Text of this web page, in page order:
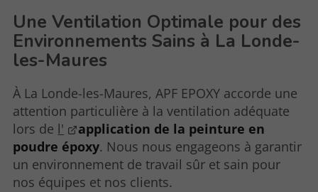
Une Ventilation Optimale pour des
Environnements Sains à La Londe-
les-Maures
À La Londe-les-Maures, APF EPOXY accorde une
attention particulière à la ventilation adéquate
lors de l'
application de la peinture en
poudre époxy. Nous nous engageons à garantir
un environnement de travail sûr et sain pour
nos équipes et nos clients.